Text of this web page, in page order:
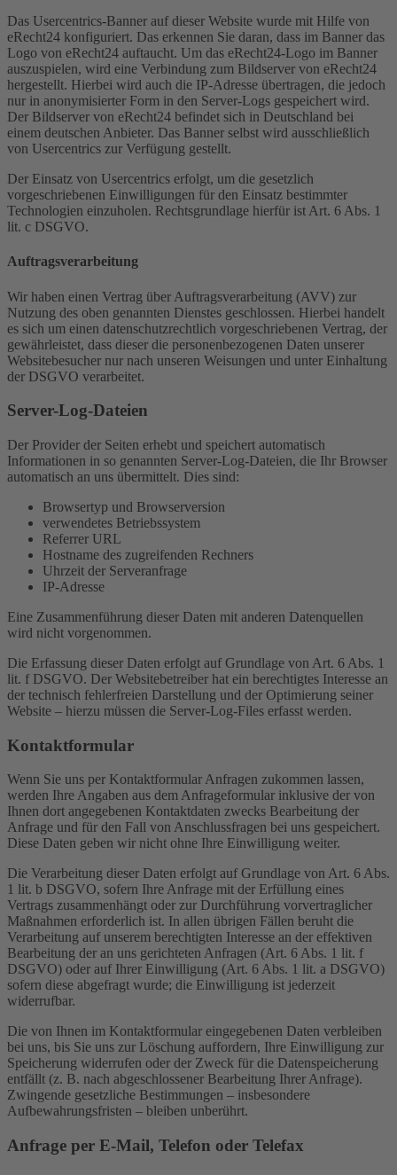
Das Usercentrics-Banner auf dieser Website wurde mit Hilfe von
eRecht24 konfiguriert. Das erkennen Sie daran, dass im Banner das
Logo von eRecht24 auftaucht. Um das eRecht24-Logo im Banner
auszuspielen, wird eine Verbindung zum Bildserver von eRecht24
hergestellt. Hierbei wird auch die IP-Adresse übertragen, die jedoch
nur in anonymisierter Form in den Server-Logs gespeichert wird.
Der Bildserver von eRecht24 befindet sich in Deutschland bei
einem deutschen Anbieter. Das Banner selbst wird ausschließlich
von Usercentrics zur Verfügung gestellt.
Der Einsatz von Usercentrics erfolgt, um die gesetzlich
vorgeschriebenen Einwilligungen für den Einsatz bestimmter
Technologien einzuholen. Rechtsgrundlage hierfür ist Art. 6 Abs. 1
lit. c DSGVO.
Auftragsverarbeitung
Wir haben einen Vertrag über Auftragsverarbeitung (AVV) zur
Nutzung des oben genannten Dienstes geschlossen. Hierbei handelt
es sich um einen datenschutzrechtlich vorgeschriebenen Vertrag, der
gewährleistet, dass dieser die personenbezogenen Daten unserer
Websitebesucher nur nach unseren Weisungen und unter Einhaltung
der DSGVO verarbeitet.
Server-Log-Dateien
Der Provider der Seiten erhebt und speichert automatisch
Informationen in so genannten Server-Log-Dateien, die Ihr Browser
automatisch an uns übermittelt. Dies sind:
Browsertyp und Browserversion
verwendetes Betriebssystem
Referrer URL
Hostname des zugreifenden Rechners
Uhrzeit der Serveranfrage
IP-Adresse
Eine Zusammenführung dieser Daten mit anderen Datenquellen
wird nicht vorgenommen.
Die Erfassung dieser Daten erfolgt auf Grundlage von Art. 6 Abs. 1
lit. f DSGVO. Der Websitebetreiber hat ein berechtigtes Interesse an
der technisch fehlerfreien Darstellung und der Optimierung seiner
Website – hierzu müssen die Server-Log-Files erfasst werden.
Kontaktformular
Wenn Sie uns per Kontaktformular Anfragen zukommen lassen,
werden Ihre Angaben aus dem Anfrageformular inklusive der von
Ihnen dort angegebenen Kontaktdaten zwecks Bearbeitung der
Anfrage und für den Fall von Anschlussfragen bei uns gespeichert.
Diese Daten geben wir nicht ohne Ihre Einwilligung weiter.
Die Verarbeitung dieser Daten erfolgt auf Grundlage von Art. 6 Abs.
1 lit. b DSGVO, sofern Ihre Anfrage mit der Erfüllung eines
Vertrags zusammenhängt oder zur Durchführung vorvertraglicher
Maßnahmen erforderlich ist. In allen übrigen Fällen beruht die
Verarbeitung auf unserem berechtigten Interesse an der effektiven
Bearbeitung der an uns gerichteten Anfragen (Art. 6 Abs. 1 lit. f
DSGVO) oder auf Ihrer Einwilligung (Art. 6 Abs. 1 lit. a DSGVO)
sofern diese abgefragt wurde; die Einwilligung ist jederzeit
widerrufbar.
Die von Ihnen im Kontaktformular eingegebenen Daten verbleiben
bei uns, bis Sie uns zur Löschung auffordern, Ihre Einwilligung zur
Speicherung widerrufen oder der Zweck für die Datenspeicherung
entfällt (z. B. nach abgeschlossener Bearbeitung Ihrer Anfrage).
Zwingende gesetzliche Bestimmungen – insbesondere
Aufbewahrungsfristen – bleiben unberührt.
Anfrage per E-Mail, Telefon oder Telefax